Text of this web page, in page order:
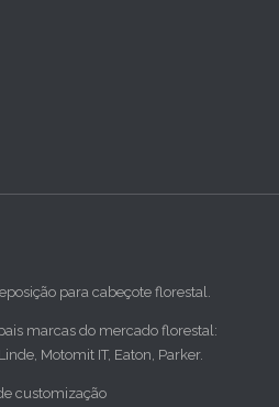
para cabeçote florestal.
marcas do mercado florestal:
Motomit IT, Eaton, Parker.
customização